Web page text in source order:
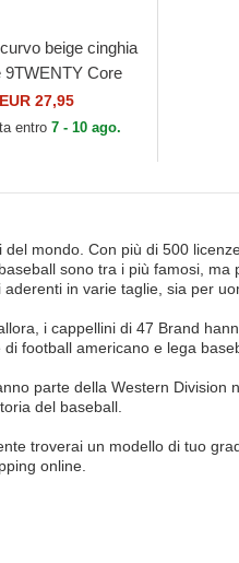
beige cinghia
9TWENTY Core
San Francisco
di New Era
EUR 27,95
entro 7 - 10 ago.
mondo. Con più di 500
sono tra i più famosi, ma
in varie taglie, sia per
i cappellini di 47 Brand
football americano e lega
parte della Western Division
del baseball.
troverai un modello di tuo
online.